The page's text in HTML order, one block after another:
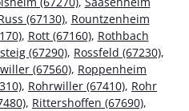
(67130), Rountzenheim
, Rott (67160), Rothbach
(67290), Rossfeld (67230),
(67560), Roppenheim
, Rohrwiller (67410), Rohr
, Rittershoffen (67690),